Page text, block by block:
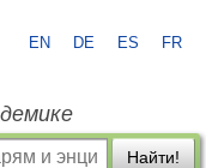
EN DE ES FR
Найти!